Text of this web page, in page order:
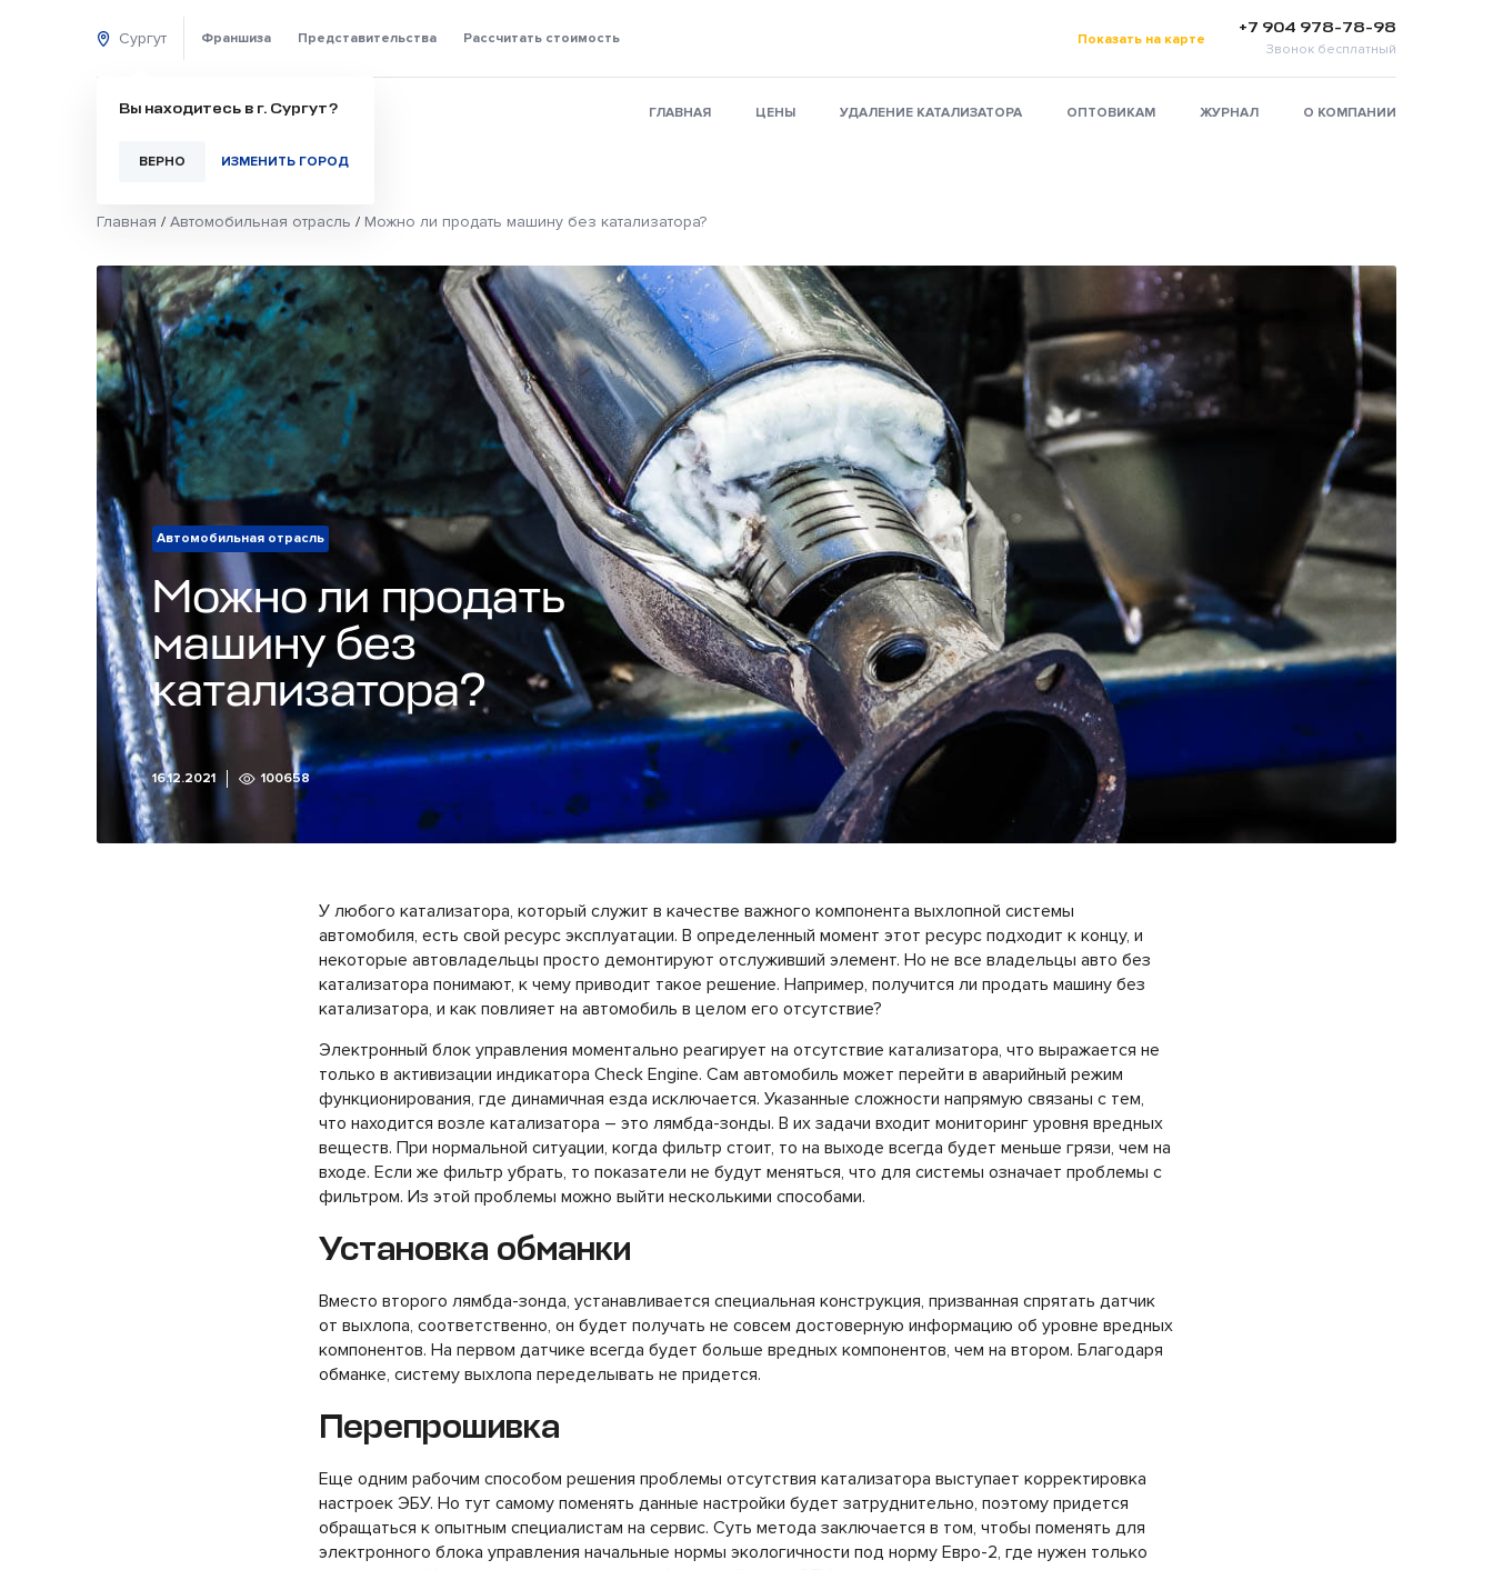
Сургут
Вы находитесь в г. Сургут?
ВЕРНО ИЗМЕНИТЬ ГОРОД
Франшиза Представительства Рассчитать стоимость Показать на карте
+7 904 978-78-98
Звонок бесплатный
ГЛАВНАЯ ЦЕНЫ УДАЛЕНИЕ КАТАЛИЗАТОРА ОПТОВИКАМ ЖУРНАЛ О КОМПАНИИ
Главная / Автомобильная отрасль / Можно ли продать машину без катализатора?
Автомобильная отрасль
Можно ли продать
машину без
катализатора?
16.12.2021 100658
У любого катализатора, который служит в качестве важного компонента выхлопной системы
автомобиля, есть свой ресурс эксплуатации. В определенный момент этот ресурс подходит к концу, и
некоторые автовладельцы просто демонтируют отслуживший элемент. Но не все владельцы авто без
катализатора понимают, к чему приводит такое решение. Например, получится ли продать машину без
катализатора, и как повлияет на автомобиль в целом его отсутствие?
Электронный блок управления моментально реагирует на отсутствие катализатора, что выражается не
только в активизации индикатора Check Engine. Сам автомобиль может перейти в аварийный режим
функционирования, где динамичная езда исключается. Указанные сложности напрямую связаны с тем,
что находится возле катализатора – это лямбда-зонды. В их задачи входит мониторинг уровня вредных
веществ. При нормальной ситуации, когда фильтр стоит, то на выходе всегда будет меньше грязи, чем на
входе. Если же фильтр убрать, то показатели не будут меняться, что для системы означает проблемы с
фильтром. Из этой проблемы можно выйти несколькими способами.
Установка обманки
Вместо второго лямбда-зонда, устанавливается специальная конструкция, призванная спрятать датчик
от выхлопа, соответственно, он будет получать не совсем достоверную информацию об уровне вредных
компонентов. На первом датчике всегда будет больше вредных компонентов, чем на втором. Благодаря
обманке, систему выхлопа переделывать не придется.
Перепрошивка
Еще одним рабочим способом решения проблемы отсутствия катализатора выступает корректировка
настроек ЭБУ. Но тут самому поменять данные настройки будет затруднительно, поэтому придется
обращаться к опытным специалистам на сервис. Суть метода заключается в том, чтобы поменять для
электронного блока управления начальные нормы экологичности под норму Евро-2, где нужен только